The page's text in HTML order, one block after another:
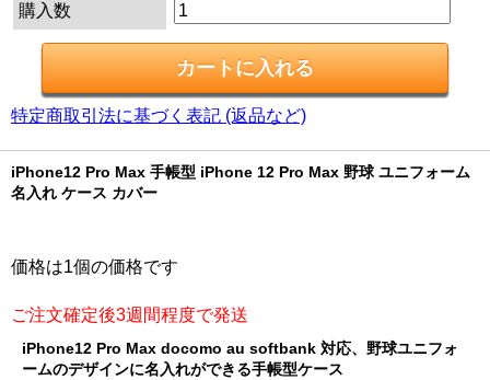
購入数
特定商取引法に基づく表記 (返品など)
iPhone12 Pro Max 手帳型 iPhone 12 Pro Max 野球 ユニフォーム
名入れ ケース カバー
価格は1個の価格です
ご注文確定後3週間程度で発送
iPhone12 Pro Max docomo au softbank 対応、野球ユニフォ
ームのデザインに名入れができる手帳型ケース